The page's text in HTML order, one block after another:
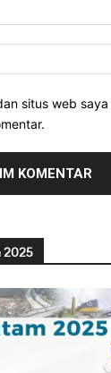
situs web
2025